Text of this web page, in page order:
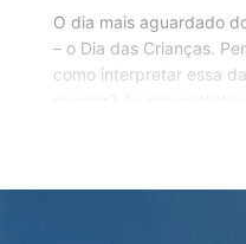
O dia mais aguardado
– o Dia das Crianças.
como interpretar essa
escolar? As
menos sobrecarga e
gestão escolar você